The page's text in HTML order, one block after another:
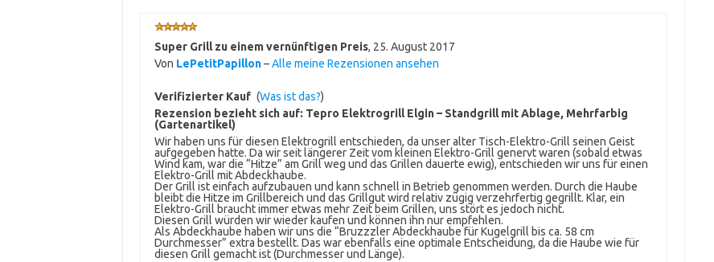
Super Grill zu einem vernünftigen Preis, 25. August 2017
Von LePetitPapillon–Alle meine Rezensionen ansehen
Verifizierter Kauf (Was ist das?)
Rezension bezieht sich auf: Tepro Elektrogrill Elgin – Standgrill mit Ablage, Mehrfarbig
(Gartenartikel)
Wir haben uns für diesen Elektrogrill entschieden, da unser alter Tisch-Elektro-Grill seinen Geist
aufgegeben hatte. Da wir seit längerer Zeit vom kleinen Elektro-Grill genervt waren (sobald etwas
Wind kam, war die “Hitze” am Grill weg und das Grillen dauerte ewig), entschieden wir uns für einen
Elektro-Grill mit Abdeckhaube.
Der Grill ist einfach aufzubauen und kann schnell in Betrieb genommen werden. Durch die Haube
bleibt die Hitze im Grillbereich und das Grillgut wird relativ zügig verzehrfertig gegrillt. Klar, ein
Elektro-Grill braucht immer etwas mehr Zeit beim Grillen, uns stört es jedoch nicht.
Diesen Grill würden wir wieder kaufen und können ihn nur empfehlen.
Als Abdeckhaube haben wir uns die “Bruzzzler Abdeckhaube für Kugelgrill bis ca. 58 cm
Durchmesser” extra bestellt. Das war ebenfalls eine optimale Entscheidung, da die Haube wie für
diesen Grill gemacht ist (Durchmesser und Länge).